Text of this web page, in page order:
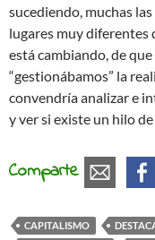
sucediendo, muchas
lugares muy diferentes
está cambiando, de
“gestionábamos” la
convendría analizar e
y ver si existe un hilo
Comparte
CAPITALISMO